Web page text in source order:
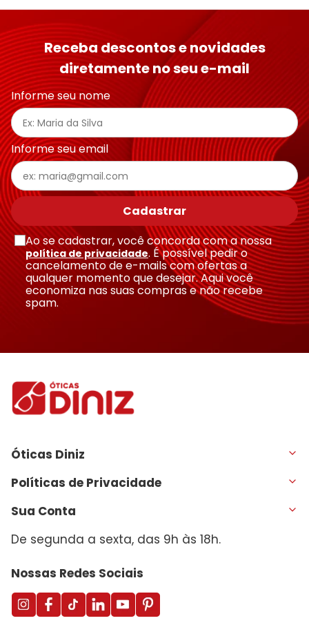
Receba descontos e novidades
diretamente no seu e-mail
Informe seu nome
Informe seu email
Cadastrar
Ao se cadastrar, você concorda com a nossa
política de privacidade. É possível pedir o
cancelamento de e-mails com ofertas a
qualquer momento que desejar. Aqui você
economiza nas suas compras e não recebe
spam.
Óticas Diniz
Políticas de Privacidade
Sua Conta
De segunda a sexta, das 9h às 18h.
Nossas Redes Sociais